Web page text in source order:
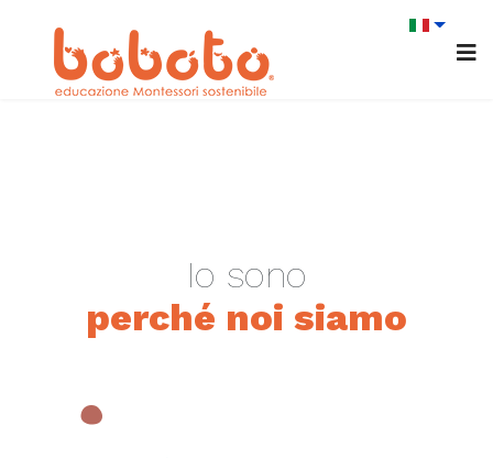
Io sono
perché noi siamo